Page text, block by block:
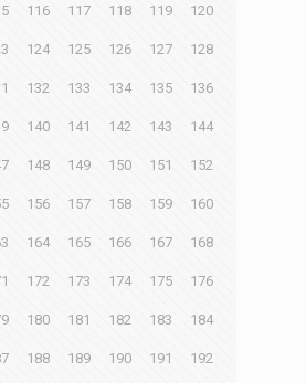
116 117 118 119 120
124 125 126 127 128
132 133 134 135 136
140 141 142 143 144
148 149 150 151 152
156 157 158 159 160
164 165 166 167 168
172 173 174 175 176
180 181 182 183 184
188 189 190 191 192